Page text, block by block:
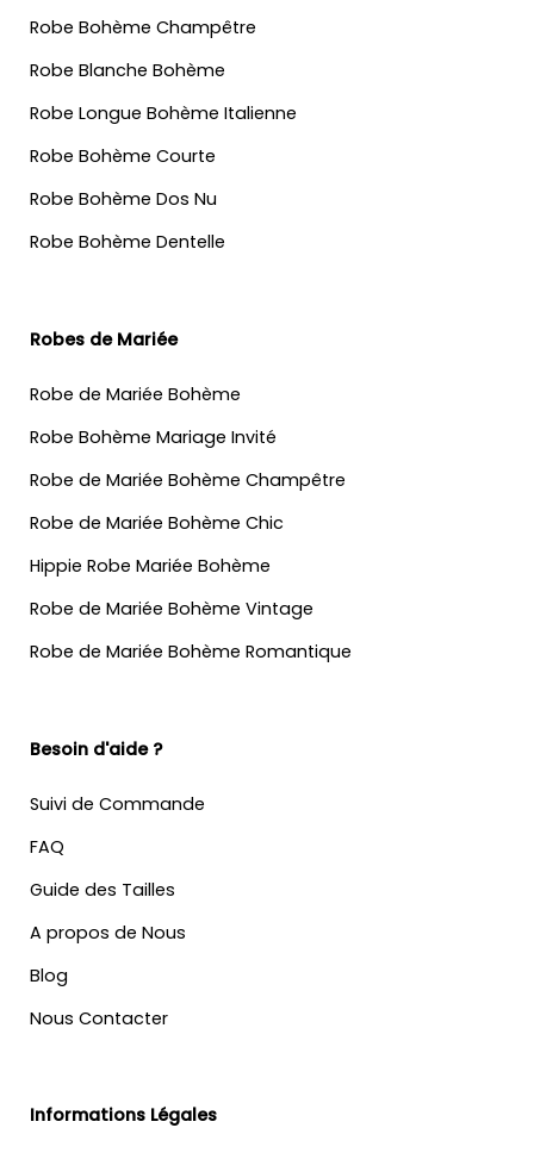
Robe Bohème Champêtre
Robe Blanche Bohème
Robe Longue Bohème Italienne
Robe Bohème Courte
Robe Bohème Dos Nu
Robe Bohème Dentelle
Robes de Mariée
Robe de Mariée Bohème
Robe Bohème Mariage Invité
Robe de Mariée Bohème Champêtre
Robe de Mariée Bohème Chic
Hippie Robe Mariée Bohème
Robe de Mariée Bohème Vintage
Robe de Mariée Bohème Romantique
Besoin d'aide ?
Suivi de Commande
FAQ
Guide des Tailles
A propos de Nous
Blog
Nous Contacter
Informations Légales